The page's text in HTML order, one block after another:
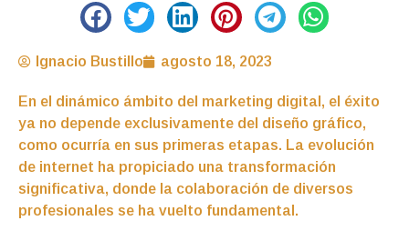
Ignacio Bustillo agosto 18, 2023
En el dinámico ámbito del marketing digital, el éxito
ya no depende exclusivamente del diseño gráfico,
como ocurría en sus primeras etapas. La evolución
de internet ha propiciado una transformación
significativa, donde la colaboración de diversos
profesionales se ha vuelto fundamental.